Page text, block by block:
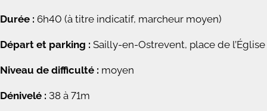
Durée : 6h40 (à titre indicatif, marcheur moyen)
Départ et parking : Sailly-en-Ostrevent, place de l’Église
Niveau de difficulté : moyen
Dénivelé : 38 à 71m